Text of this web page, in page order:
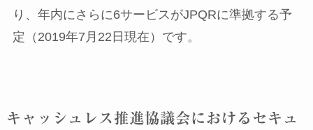
り、年内にさらに6サービスがJPQRに準拠する予
定（2019年7月22日現在）です。
キャッシュレス推進協議会におけるセキュ